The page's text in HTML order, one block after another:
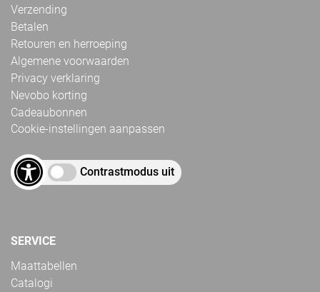
Verzending
Betalen
Retouren en herroeping
Algemene voorwaarden
Privacy verklaring
Nevobo korting
Cadeaubonnen
Cookie-instellingen aanpassen
Contrastmodus uit
SERVICE
Maattabellen
Catalogi